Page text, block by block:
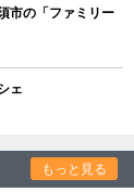
市の「ファミリー
ェ
もっと見る